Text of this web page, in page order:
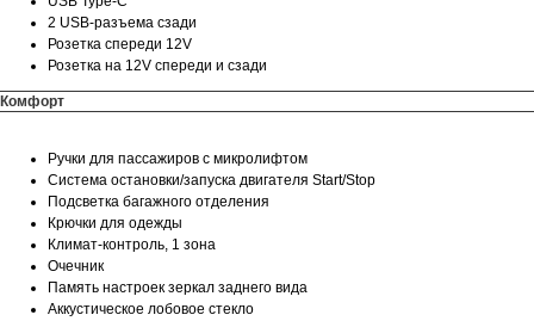
2 USB-разъема сзади
Розетка спереди 12V
Розетка на 12V спереди и сзади
Комфорт
Ручки для пассажиров с микролифтом
Система остановки/запуска двигателя Start/Stop
Подсветка багажного отделения
Крючки для одежды
Климат-контроль, 1 зона
Очечник
Память настроек зеркал заднего вида
Аккустическое лобовое стекло